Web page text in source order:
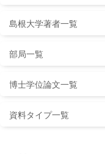
島根大学著者一覧
部局一覧
博士学位論文一覧
資料タイプ一覧